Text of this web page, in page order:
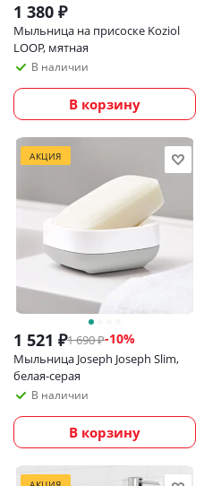
1 380 ₽
Мыльница на присоске Koziol
LOOP, мятная
В наличии
В корзину
АКЦИЯ
1 521 ₽1 690₽-10%
Мыльница Joseph Joseph Slim,
белая-серая
В наличии
В корзину